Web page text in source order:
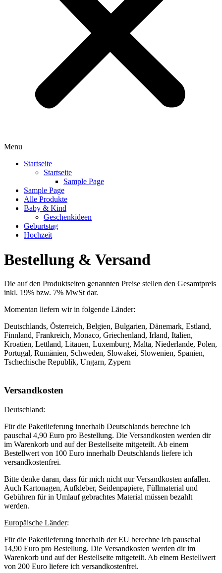
Menu
Startseite
Startseite
Sample Page
Sample Page
Alle Produkte
Baby & Kind
Geschenkideen
Geburtstag
Hochzeit
Bestellung & Versand
Die auf den Produktseiten genannten Preise stellen den Gesamtpreis
inkl. 19% bzw. 7% MwSt dar.
Momentan liefern wir in folgende Länder:
Deutschlands, Österreich, Belgien, Bulgarien, Dänemark, Estland,
Finnland, Frankreich, Monaco, Griechenland, Irland, Italien,
Kroatien, Lettland, Litauen, Luxemburg, Malta, Niederlande, Polen,
Portugal, Rumänien, Schweden, Slowakei, Slowenien, Spanien,
Tschechische Republik, Ungarn, Zypern
Versandkosten
Deutschland:
Für die Paketlieferung innerhalb Deutschlands berechne ich
pauschal 4,90 Euro pro Bestellung. Die Versandkosten werden dir
im Warenkorb und auf der Bestellseite mitgeteilt. Ab einem
Bestellwert von 100 Euro innerhalb Deutschlands liefere ich
versandkostenfrei.
Bitte denke daran, dass für mich nicht nur Versandkosten anfallen.
Auch Kartonagen, Aufkleber, Seidenpapiere, Füllmaterial und
Gebühren für in Umlauf gebrachtes Material müssen bezahlt
werden.
Europäische Länder:
Für die Paketlieferung innerhalb der EU berechne ich pauschal
14,90 Euro pro Bestellung. Die Versandkosten werden dir im
Warenkorb und auf der Bestellseite mitgeteilt. Ab einem Bestellwert
von 200 Euro liefere ich versandkostenfrei.